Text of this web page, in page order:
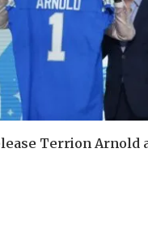
Terrion Arnold